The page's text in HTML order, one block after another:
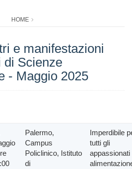
HOME
e manifestazioni
di Scienze
- Maggio 2025
Palermo,
Campus
Policlinico, Istituto
di
Imperdibile
tutti gli
appassionati